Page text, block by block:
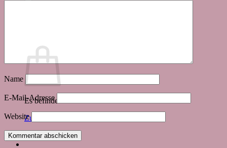
Es befinden sich keine Produkte im Warenkorb.
Zurück zum Shop
Name
E-Mail-Adresse
Website